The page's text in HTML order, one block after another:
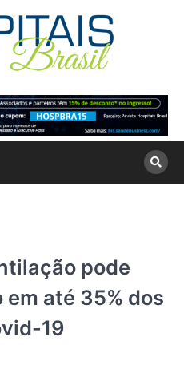
pode
até 35% dos
19